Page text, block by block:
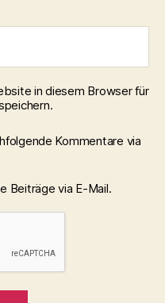
in diesem Browser für
Kommentare via
Beiträge via E-Mail.